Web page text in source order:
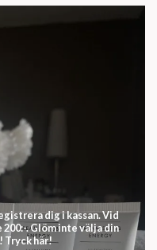
dig i kassan. Vid
. Glöm inte välja din
Tryck här!